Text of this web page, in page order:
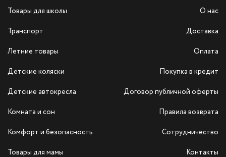
Товары для школы
Транспорт
Летние товары
Детские коляски
Детские автокресла
Комната и сон
Комфорт и безопасность
Товары для мамы
О нас
Доставка
Оплата
Покупка в кредит
Договор публичной оферты
Правила возврата
Сотрудничество
Контакты